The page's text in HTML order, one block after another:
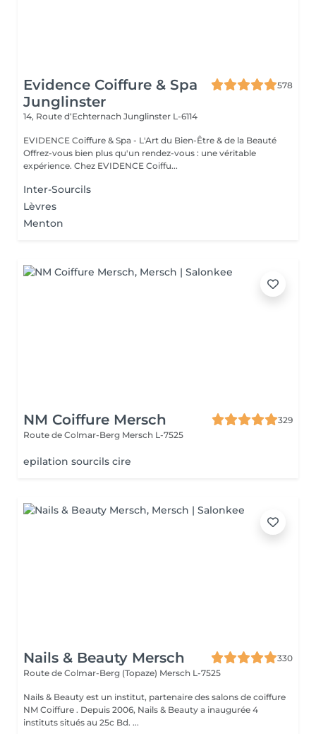
Evidence Coiffure & Spa
Junglinster
578
14, Route d‘Echternach Junglinster L-6114
EVIDENCE Coiffure & Spa - L'Art du Bien-Être & de la Beauté
Offrez-vous bien plus qu'un rendez-vous : une véritable
expérience. Chez EVIDENCE Coiffu...
Inter-Sourcils
Lèvres
Menton
NM Coiffure Mersch
329
Route de Colmar-Berg Mersch L-7525
epilation sourcils cire
Nails & Beauty Mersch
330
Route de Colmar-Berg (Topaze) Mersch L-7525
Nails & Beauty est un institut, partenaire des salons de coiffure
NM Coiffure . Depuis 2006, Nails & Beauty a inaugurée 4
instituts situés au 25c Bd. ...